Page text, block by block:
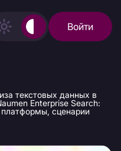
Войти
текстовых данных в
Enterprise Search:
платформы, сценарии